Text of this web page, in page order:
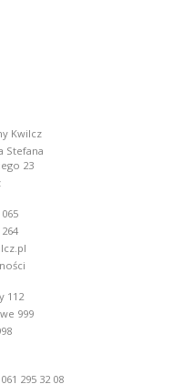
Kwilcz
Stefana
23
112
999
295 32 08